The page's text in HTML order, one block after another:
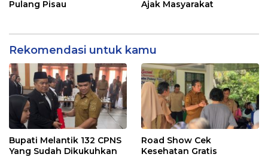
Pulang Pisau Ajak Masyarakat
Rekomendasi untuk kamu
Bupati Melantik 132 CPNS
Yang Sudah Dikukuhkan
Road Show Cek
Kesehatan Gratis